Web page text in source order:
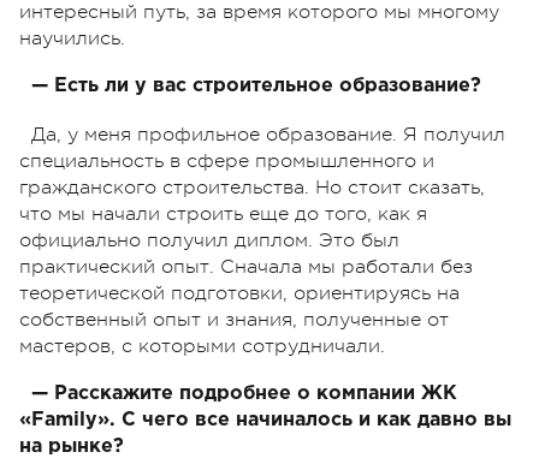
интересный путь, за время которого мы многому
научились.
— Есть ли у вас строительное образование?
Да, у меня профильное образование. Я получил
специальность в сфере промышленного и
гражданского строительства. Но стоит сказать,
что мы начали строить еще до того, как я
официально получил диплом. Это был
практический опыт. Сначала мы работали без
теоретической подготовки, ориентируясь на
собственный опыт и знания, полученные от
мастеров, с которыми сотрудничали.
— Расскажите подробнее о компании ЖК
«Family». С чего все начиналось и как давно вы
на рынке?